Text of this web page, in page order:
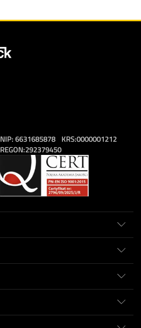
NIP:6631685878
REGON:292379450
KRS:0000001212